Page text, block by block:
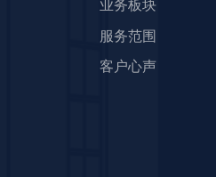
服务范围
客户心声